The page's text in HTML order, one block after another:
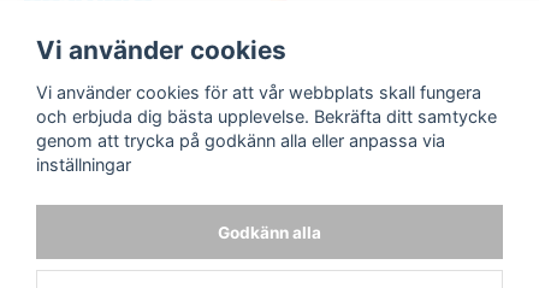
© Copyright
Vi använder cookies
Vi använder cookies för att vår webbplats skall fungera
och erbjuda dig bästa upplevelse. Bekräfta ditt samtycke
genom att trycka på godkänn alla eller anpassa via
inställningar
Godkänn alla